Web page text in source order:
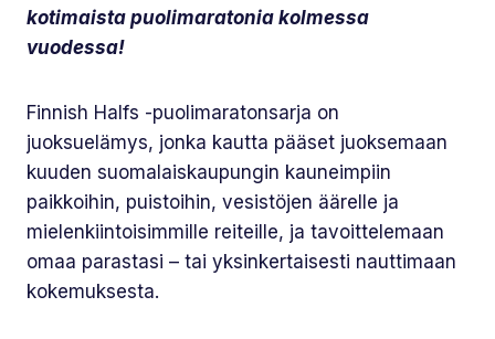
kotimaista puolimaratonia kolmessa
vuodessa!
Finnish Halfs -puolimaratonsarja on
juoksuelämys, jonka kautta pääset juoksemaan
kuuden suomalaiskaupungin kauneimpiin
paikkoihin, puistoihin, vesistöjen äärelle ja
mielenkiintoisimmille reiteille, ja tavoittelemaan
omaa parastasi – tai yksinkertaisesti nauttimaan
kokemuksesta.